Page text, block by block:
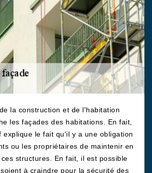
la construction et de l'habitation
les façades des habitations. En fait,
explique le fait qu'il y a une obligation
ou les propriétaires de maintenir en
structures. En fait, il est possible
à craindre pour la sécurité des